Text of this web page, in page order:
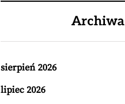
Archiwa
sierpień 2026
lipiec 2026